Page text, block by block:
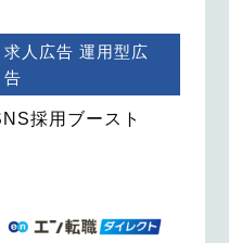
求人広告 運用型広
告
採用ブースト